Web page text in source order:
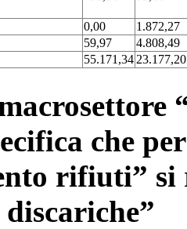
0,00
1.872,27
59,97
4.808,49
55.171,3423.177,20
che
rifiuti”